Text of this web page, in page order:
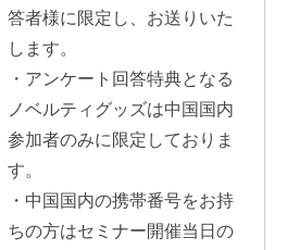
答者様に限定し、お送りいた
します。
・アンケート回答特典となる
ノベルティグッズは中国国内
参加者のみに限定しておりま
す。
・中国国内の携帯番号をお持
ちの方はセミナー開催当日の